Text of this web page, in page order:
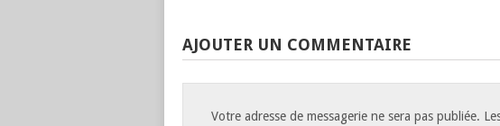
AJOUTER UN COMMENTAIRE
Votre adresse de messagerie ne sera pas publiée.